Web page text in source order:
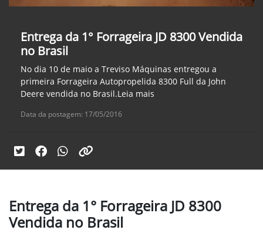
Entrega da 1° Forrageira JD 8300 Vendida
no Brasil
No dia 10 de maio a Treviso Máquinas entregou a
primeira Forrageira Autopropelida 8300 Full da John
Deere vendida no Brasil.Leia mais
Data da postagem: 17/05/2016
Entrega da 1° Forrageira JD 8300
Vendida no Brasil